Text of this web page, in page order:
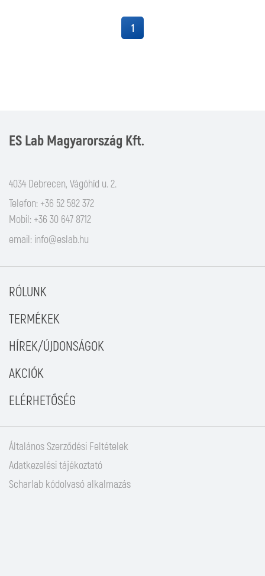
1
ES Lab Magyarország Kft.
4034 Debrecen, Vágóhíd u. 2.
Telefon: +36 52 582 372
Mobil: +36 30 647 8712
email: info@eslab.hu
RÓLUNK
TERMÉKEK
HÍREK/ÚJDONSÁGOK
AKCIÓK
ELÉRHETŐSÉG
Általános Szerződési Feltételek
Adatkezelési tájékoztató
Scharlab kódolvasó alkalmazás